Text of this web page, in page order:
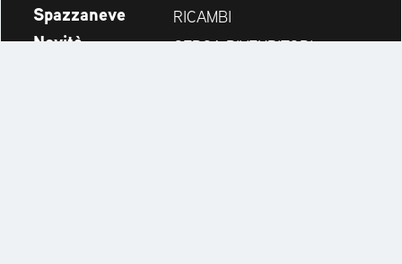
Spazzaneve
Novità
RICAMBI
CERCA RIVENDITORI